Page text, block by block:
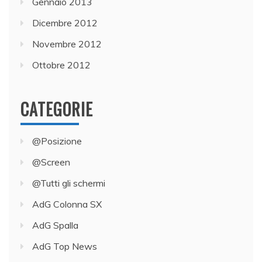
Dicembre 2012
Novembre 2012
Ottobre 2012
CATEGORIE
@Posizione
@Screen
@Tutti gli schermi
AdG Colonna SX
AdG Spalla
AdG Top News